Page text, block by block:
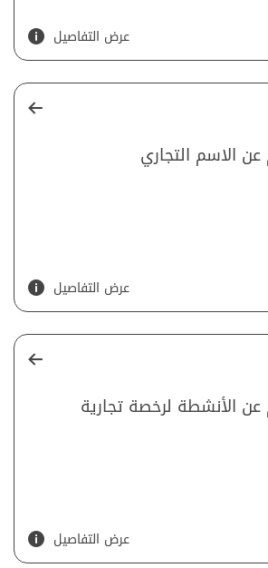
عرض التفاصيل
الاسم التجاري
عرض التفاصيل
الأنشطة لرخصة تجارية
عرض التفاصيل